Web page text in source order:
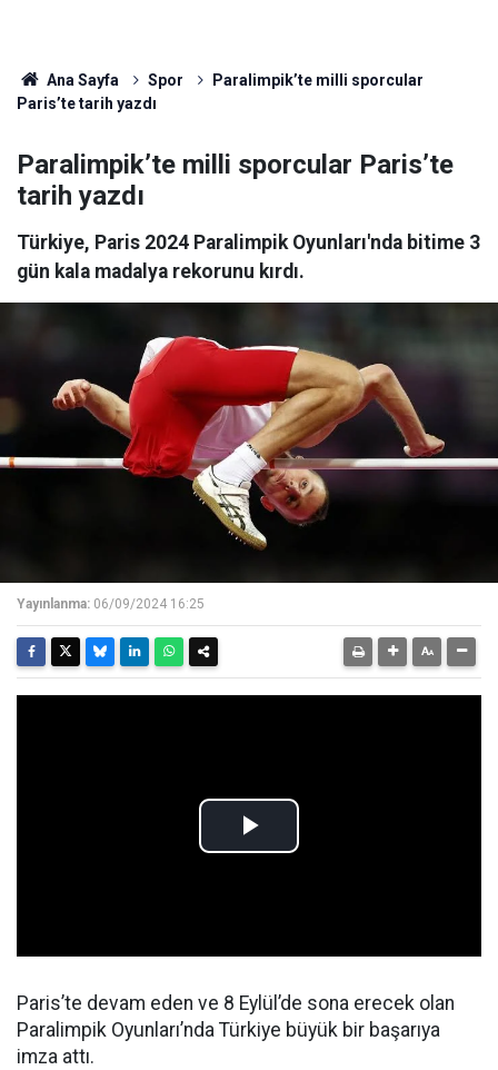
Ana Sayfa Spor
Paralimpik’te milli sporcular
Paris’te tarih yazdı
Paralimpik’te milli sporcular Paris’te
tarih yazdı
Türkiye, Paris 2024 Paralimpik Oyunları'nda bitime 3
gün kala madalya rekorunu kırdı.
Yayınlanma: 06/09/2024 16:25
Paris’te devam eden ve 8 Eylül’de sona erecek olan
Paralimpik Oyunları’nda Türkiye büyük bir başarıya
imza attı.